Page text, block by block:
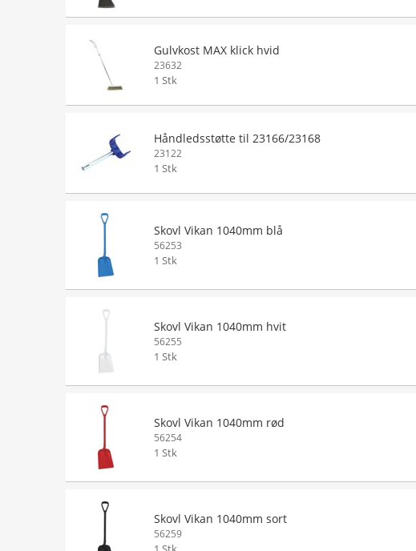
Gulvkost MAX klick hvid
23632
1 Stk
Håndledsstøtte til 23166/23168
23122
1 Stk
Skovl Vikan 1040mm blå
56253
1 Stk
Skovl Vikan 1040mm hvit
56255
1 Stk
Skovl Vikan 1040mm rød
56254
1 Stk
Skovl Vikan 1040mm sort
56259